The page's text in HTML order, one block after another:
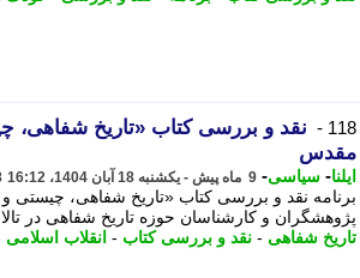
118 -
نقد و بررسی کتاب «تاریخ شفاهی،
مقدس
ایلنا- سیاسی- 9 ماه پیش - یکشنبه 18 آبان 1404، 16:12
پژوهشگران و کارشناسان حوزه تاریخ شفاهی در
تاریخ شفاهی - نقد و بررسی کتاب - انقلاب اسلامی